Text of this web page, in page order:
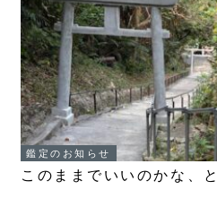
鑑定のお知らせ
このままでいいのかな、